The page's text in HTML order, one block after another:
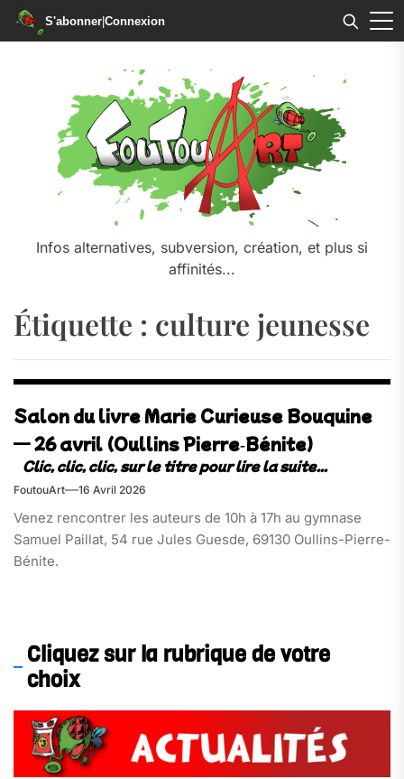
S'abonner|Connexion
Infos alternatives, subversion, création, et plus si
affinités...
Étiquette : culture jeunesse
Salon du livre Marie Curieuse Bouquine
— 26 avril (Oullins Pierre‑Bénite)
FoutouArt 16 Avril 2026
Venez rencontrer les auteurs de 10h à 17h au gymnase
Samuel Paillat, 54 rue Jules Guesde, 69130 Oullins-Pierre-
Bénite.
Cliquez sur la rubrique de votre
choix